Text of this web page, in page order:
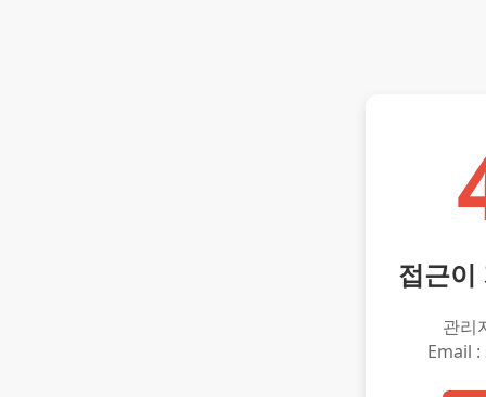
접근이
관리
Email